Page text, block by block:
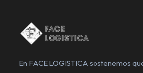
En FACE LOGISTICA sostenemos